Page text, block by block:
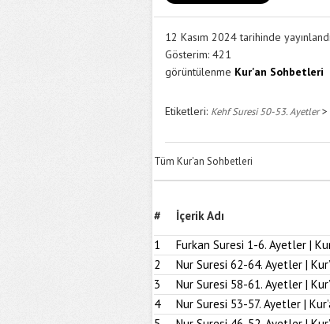
12 Kasım 2024 tarihinde
Gösterim: 421
görüntülenme Kur'an Sohbetleri
Etiketleri: Kehf Suresi 50-53. Ayetler>
Tüm Kur'an Sohbetleri
# İçerik Adı
1
Furkan Suresi 1-6. Ayetler |
2
Nur Suresi 62-64. Ayetler |
3
Nur Suresi 58-61. Ayetler |
4
Nur Suresi 53-57. Ayetler |